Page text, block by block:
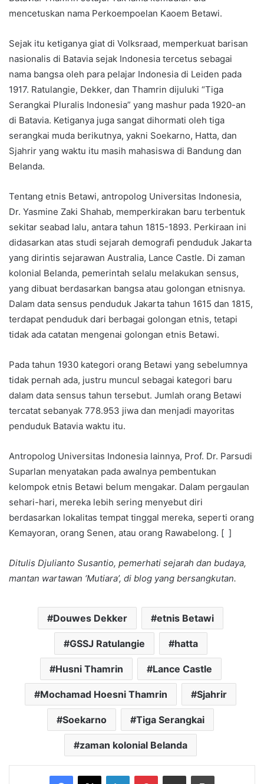
mencetuskan nama Perkoempoelan Kaoem Betawi.
Sejak itu ketiganya giat di Volksraad, memperkuat barisan
nasionalis di Batavia sejak Indonesia tercetus sebagai
nama bangsa oleh para pelajar Indonesia di Leiden pada
1917. Ratulangie, Dekker, dan Thamrin dijuluki “Tiga
Serangkai Pluralis Indonesia” yang mashur pada 1920-an
di Batavia. Ketiganya juga sangat dihormati oleh tiga
serangkai muda berikutnya, yakni Soekarno, Hatta, dan
Sjahrir yang waktu itu masih mahasiswa di Bandung dan
Belanda.
Tentang etnis Betawi, antropolog Universitas Indonesia,
Dr. Yasmine Zaki Shahab, memperkirakan baru terbentuk
sekitar seabad lalu, antara tahun 1815-1893. Perkiraan ini
didasarkan atas studi sejarah demografi penduduk Jakarta
yang dirintis sejarawan Australia, Lance Castle. Di zaman
kolonial Belanda, pemerintah selalu melakukan sensus,
yang dibuat berdasarkan bangsa atau golongan etnisnya.
Dalam data sensus penduduk Jakarta tahun 1615 dan 1815,
terdapat penduduk dari berbagai golongan etnis, tetapi
tidak ada catatan mengenai golongan etnis Betawi.
Pada tahun 1930 kategori orang Betawi yang sebelumnya
tidak pernah ada, justru muncul sebagai kategori baru
dalam data sensus tahun tersebut. Jumlah orang Betawi
tercatat sebanyak 778.953 jiwa dan menjadi mayoritas
penduduk Batavia waktu itu.
Antropolog Universitas Indonesia lainnya, Prof. Dr. Parsudi
Suparlan menyatakan pada awalnya pembentukan
kelompok etnis Betawi belum mengakar. Dalam pergaulan
sehari-hari, mereka lebih sering menyebut diri
berdasarkan lokalitas tempat tinggal mereka, seperti orang
Kemayoran, orang Senen, atau orang Rawabelong. [ ]
Ditulis Djulianto Susantio, pemerhati sejarah dan budaya,
mantan wartawan ‘Mutiara’, di blog yang bersangkutan.
Douwes Dekker etnis Betawi
GSSJ Ratulangie hatta
Husni Thamrin Lance Castle
Mochamad Hoesni Thamrin Sjahrir
Soekarno Tiga Serangkai
zaman kolonial Belanda
Facebook
X LinkedInPinterestShare via Email Print